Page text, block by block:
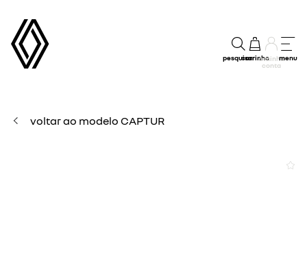
pesquisarcarrinhoa minha
conta
menu
voltar ao modelo CAPTUR